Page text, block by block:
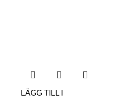
LÄGG TILL I